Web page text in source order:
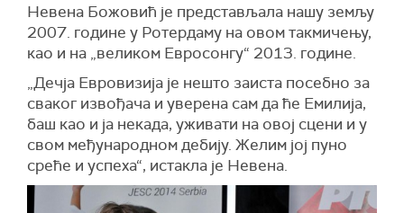
Невена Божовић је представљала нашу земљу
2007. године у Ротердаму на овом такмичењу,
као и на „великом Евросонгу“ 2013. године.
„Дечја Евровизија је нешто заиста посебно за
сваког извођача и уверена сам да ће Емилија,
баш као и ја некада, уживати на овој сцени и у
свом међународном дебију. Желим јој пуно
среће и успеха“, истакла је Невена.